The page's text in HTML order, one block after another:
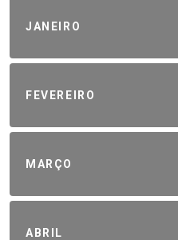
JANEIRO
FEVEREIRO
MARÇO
ABRIL